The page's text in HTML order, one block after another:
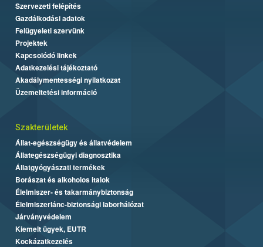
Szervezeti felépítés
Gazdálkodási adatok
Felügyeleti szervünk
Projektek
Kapcsolódó linkek
Adatkezelési tájékoztató
Akadálymentességi nyilatkozat
Üzemeltetési információ
Szakterületek
Állat-egészségügy és állatvédelem
Állategészségügyi diagnosztika
Állatgyógyászati termékek
Borászat és alkoholos italok
Élelmiszer- és takarmánybiztonság
Élelmiszerlánc-biztonsági laborhálózat
Járványvédelem
Kiemelt ügyek, EUTR
Kockázatkezelés